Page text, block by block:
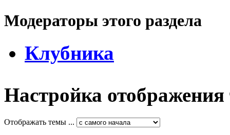
Модераторы этого раздела
Клубника
Настройка отображения
Отображать темы ...